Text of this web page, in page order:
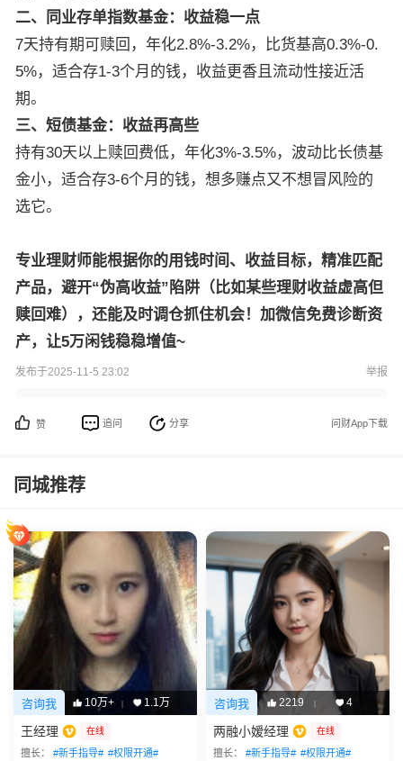
二、同业存单指数基金：收益稳一点
7天持有期可赎回，年化2.8%-3.2%，比货基高0.3%-0.
5%，适合存1-3个月的钱，收益更香且流动性接近活
期。
三、短债基金：收益再高些
持有30天以上赎回费低，年化3%-3.5%，波动比长债基
金小，适合存3-6个月的钱，想多赚点又不想冒风险的
选它。
专业理财师能根据你的用钱时间、收益目标，精准匹配
产品，避开“伪高收益”陷阱（比如某些理财收益虚高但
赎回难），还能及时调仓抓住机会！加微信免费诊断资
产，让5万闲钱稳稳增值~
发布于2025-11-5 23:02 举报
赞 追问 分享 问财App下载
同城推荐
咨询我 10万+ | 1.1万
王经理 在线
擅长： #新手指导# #权限开通#
咨询我 2219 | 4
两融小嫒经理 在线
擅长： #新手指导# #权限开通#